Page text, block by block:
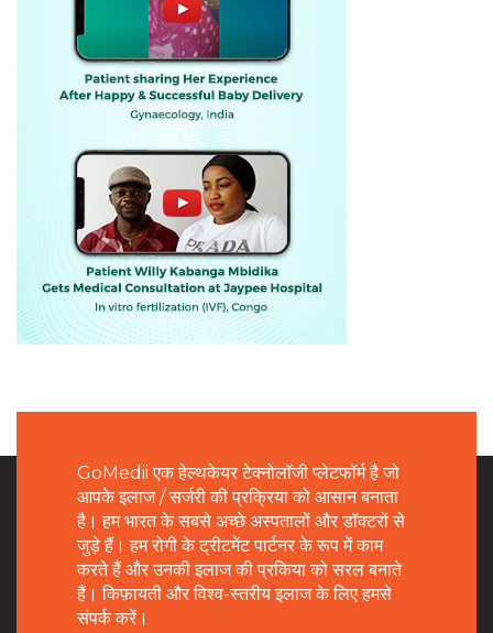
GoMedii एक हेल्थकेयर टेक्नोलॉजी प्लेटफॉर्म है जो
आपके इलाज / सर्जरी की प्रक्रिया को आसान बनाता
है। हम भारत के सबसे अच्छे अस्पतालों और डॉक्टरों से
जुड़े हैं। हम रोगी के ट्रीटमेंट पार्टनर के रूप में काम
करते हैं और उनकी इलाज की प्रकिया को सरल बनाते
हैं। किफ़ायती और विश्व-स्तरीय इलाज के लिए हमसे
संपर्क करें।